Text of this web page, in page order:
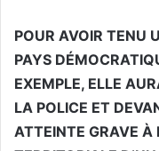
POUR AVOIR TENU
PAYS
EXEMPLE, ELLE
LA POLICE ET
ATTEINTE GRAVE À